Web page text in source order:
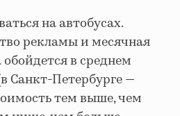
на автобусах.
рекламы и месячная
в среднем
Санкт-Петербурге —
тем выше, чем